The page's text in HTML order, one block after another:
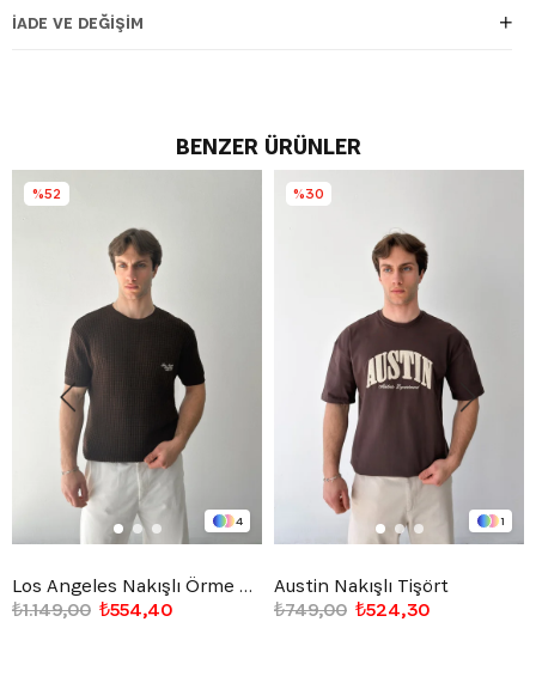
İADE VE DEĞIŞIM
BENZER ÜRÜNLER
4
Los Angeles Nakışlı Örme Triko Tişört
₺554,40
₺1.149,00
%52
1
Austin Nakışlı Tişört
₺524,30
₺749,00
%30